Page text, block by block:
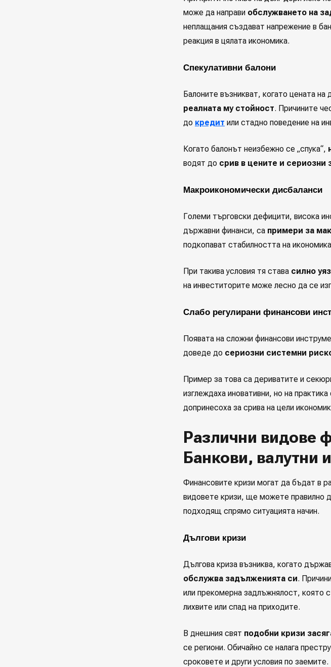
може да направи обслужването на
неплащания създават напрежение в
реакция в цялата икономика.
Спекулативни балони
Балоните възникват, когато цената на
реалната му стойност. Причините
до кредит или стадно поведение на
Когато балонът неизбежно се „спука“,
водят до срив в цените и сериозни
Макроикономически дисбаланси
Големи търговски дефицити, висока
държавни финанси, са примери за
подкопават стабилността на
При такива условия тя става силно
на инвеститорите може лесно да се
Слабо регулирани финансови
Появата на сложни финансови
доведе до сериозни системни
Пример за това са дериватите и
изглеждаха иновативни, но на практика
допринесоха за срива на цели
Различни видове
Банкови, валутни
Финансовите кризи могат да бъдат в
видовете кризи, ще можете правилно
подходящ спрямо ситуацията начин.
Дългови кризи
Дългова криза възниква, когато
обслужва задълженията си.
или прекомерна задлъжнялост, която
лихвите или спад на приходите.
В днешния свят подобни кризи
се региони. Обичайно се налага
сроковете и други условия по заемите.